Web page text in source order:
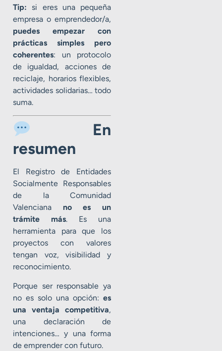
Tip: si eres una pequeña
empresa o emprendedor/a,
puedes empezar con
prácticas simples pero
coherentes: un protocolo
de igualdad, acciones de
reciclaje, horarios flexibles,
actividades solidarias… todo
suma.
En
resumen
El Registro de Entidades
Socialmente Responsables
de la Comunidad
Valenciana no es un
trámite más. Es una
herramienta para que los
proyectos con valores
tengan voz, visibilidad y
reconocimiento.
Porque ser responsable ya
no es solo una opción: es
una ventaja competitiva,
una declaración de
intenciones… y una forma
de emprender con futuro.